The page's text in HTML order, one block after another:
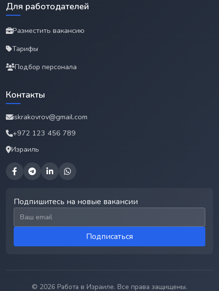
Для работодателей
Разместить вакансию
Тарифы
Подбор персонала
Контакты
iskrakovrov@gmail.com
+972 123 456 789
Израиль
Подпишитесь на новые вакансии
Email для подписки
Подписаться
© 2026 Работа в Израиле. Все права защищены.